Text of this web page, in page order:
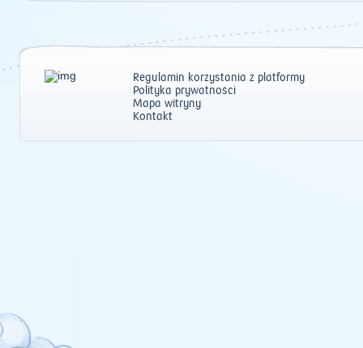
Regulamin korzystania z platformy
Polityka prywatności
Mapa witryny
Kontakt